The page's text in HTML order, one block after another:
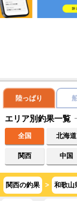
陸っぱり
エリア別釣果一覧
全国 北海道
関西 中国
関西の釣果 > 和歌山